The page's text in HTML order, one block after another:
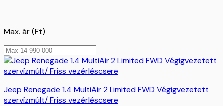
Max. ár (Ft)
Jeep Renegade 1.4 MultiAir 2 Limited FWD Végigvezetett
szervízmúlt/ Friss vezérléscsere